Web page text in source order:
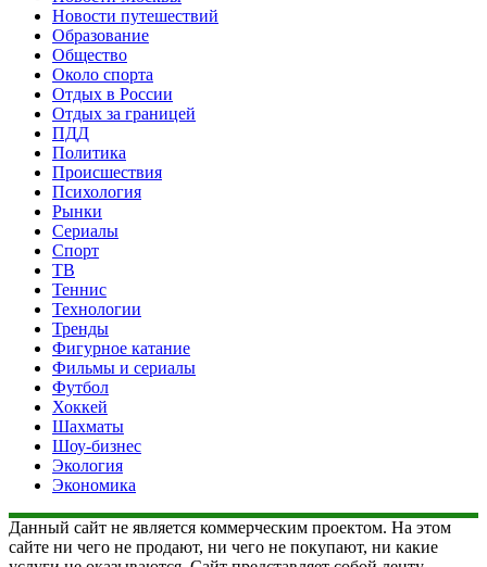
Новости путешествий
Образование
Общество
Около спорта
Отдых в России
Отдых за границей
ПДД
Политика
Происшествия
Психология
Рынки
Сериалы
Спорт
ТВ
Теннис
Технологии
Тренды
Фигурное катание
Фильмы и сериалы
Футбол
Хоккей
Шахматы
Шоу-бизнес
Экология
Экономика
Данный сайт не является коммерческим проектом. На этом
сайте ни чего не продают, ни чего не покупают, ни какие